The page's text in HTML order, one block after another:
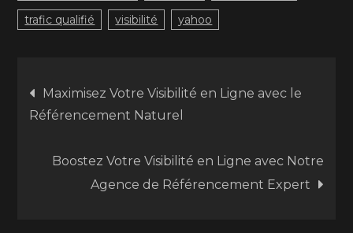
trafic qualifié visibilité yahoo
Navigation
de
l’article
Maximisez Votre Visibilité en Ligne avec le
Référencement Naturel
Boostez Votre Visibilité en Ligne avec Notre
Agence de Référencement Expert